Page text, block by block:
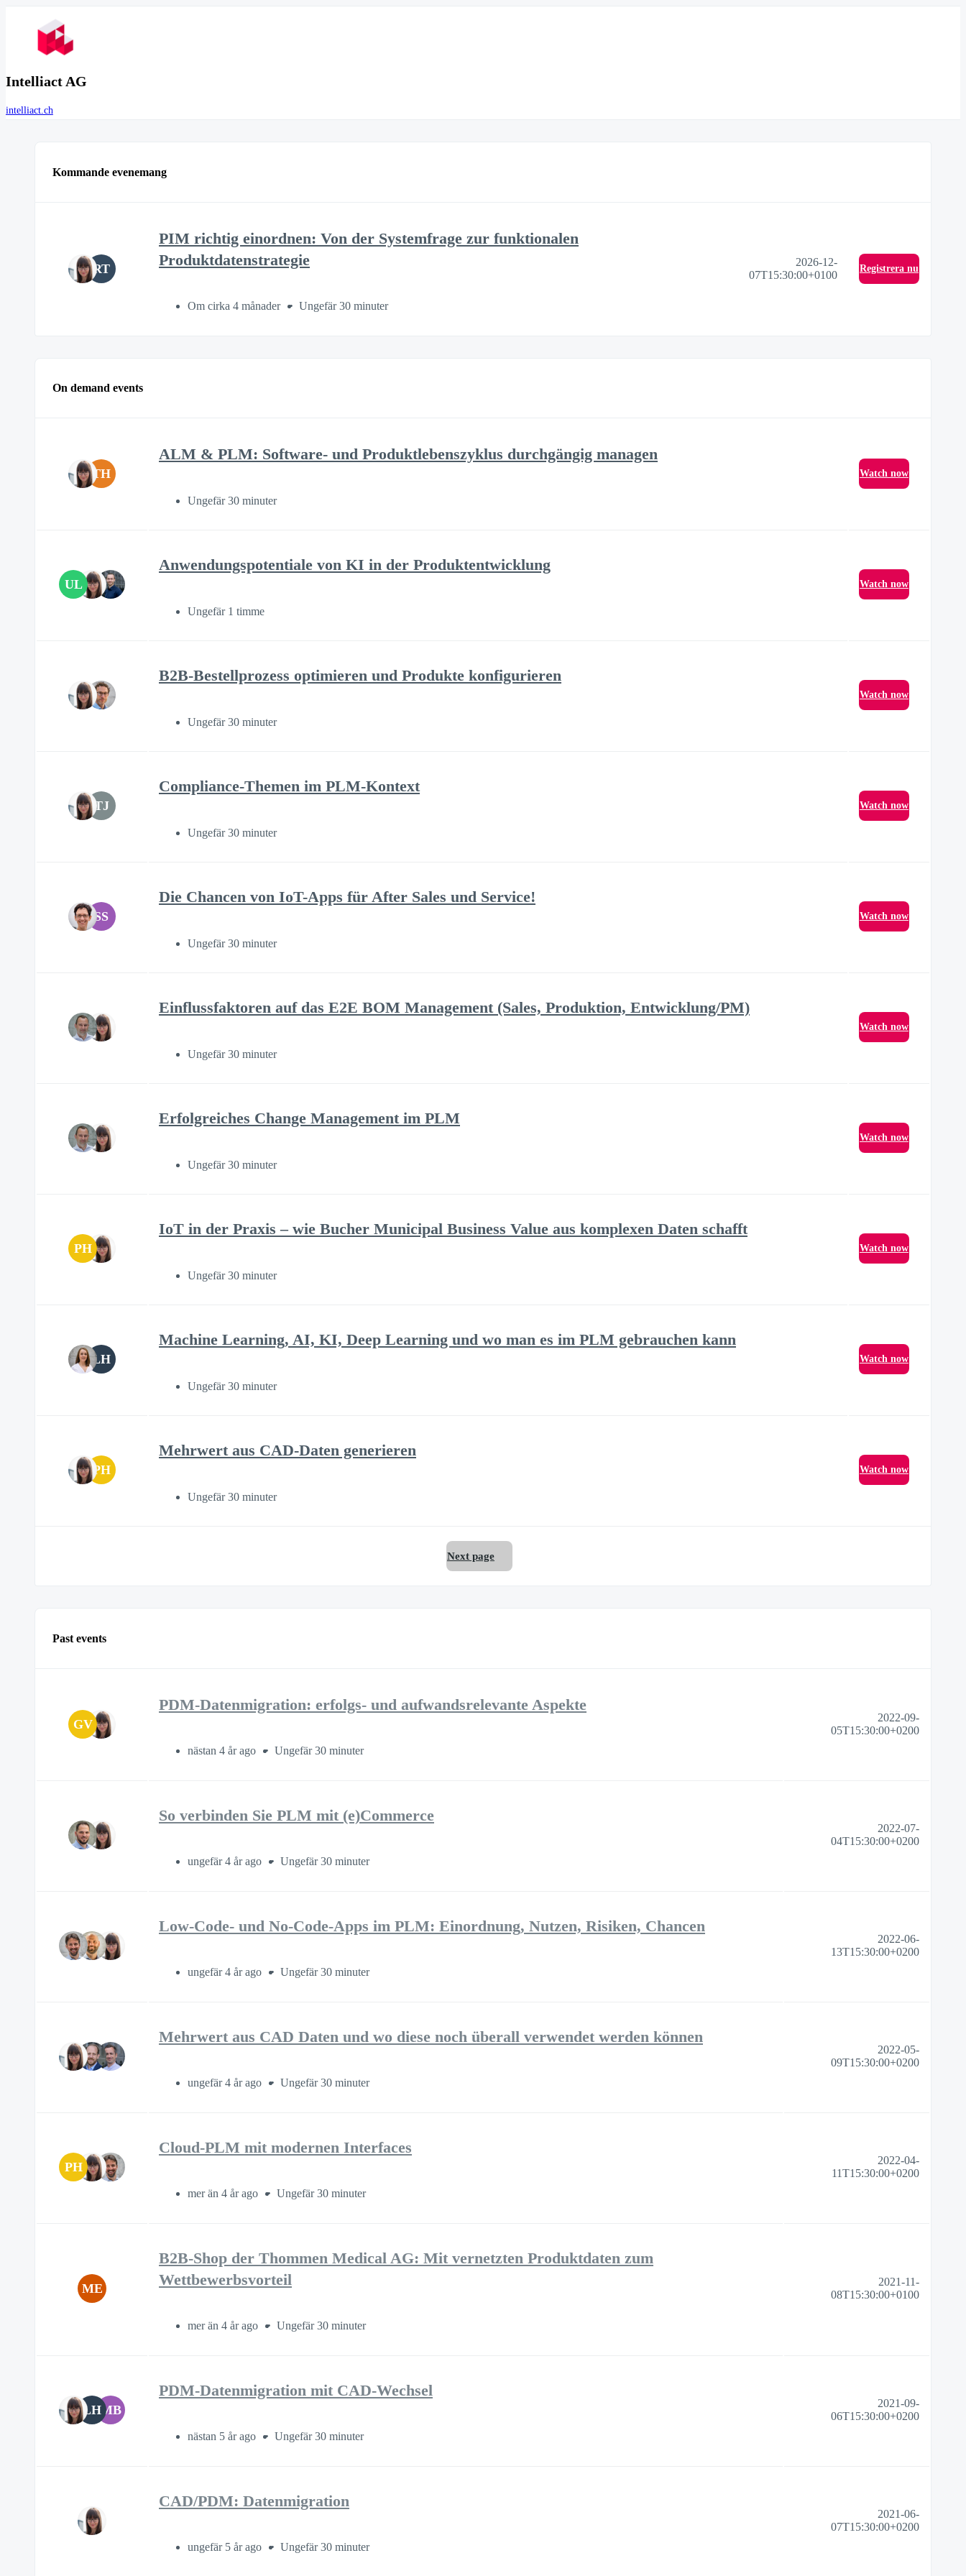
Intelliact AG
intelliact.ch
Kommande evenemang
RT
PIM richtig einordnen: Von der Systemfrage zur funktionalen
Produktdatenstrategie
Om cirka 4 månader Ungefär 30 minuter
2026-12-
07T15:30:00+0100
Registrera nu
On demand events
TH
ALM & PLM: Software- und Produktlebenszyklus durchgängig managen
Ungefär 30 minuter
Watch now
UL
Anwendungspotentiale von KI in der Produktentwicklung
Ungefär 1 timme
Watch now
B2B-Bestellprozess optimieren und Produkte konfigurieren
Ungefär 30 minuter
Watch now
TJ
Compliance-Themen im PLM-Kontext
Ungefär 30 minuter
Watch now
SS
Die Chancen von IoT-Apps für After Sales und Service!
Ungefär 30 minuter
Watch now
Einflussfaktoren auf das E2E BOM Management (Sales, Produktion, Entwicklung/PM)
Ungefär 30 minuter
Watch now
Erfolgreiches Change Management im PLM
Ungefär 30 minuter
Watch now
PH
IoT in der Praxis – wie Bucher Municipal Business Value aus komplexen Daten schafft
Ungefär 30 minuter
Watch now
LH
Machine Learning, AI, KI, Deep Learning und wo man es im PLM gebrauchen kann
Ungefär 30 minuter
Watch now
PH
Mehrwert aus CAD-Daten generieren
Ungefär 30 minuter
Watch now
Next page
Past events
GV
PDM-Datenmigration: erfolgs- und aufwandsrelevante Aspekte
nästan 4 år ago Ungefär 30 minuter
2022-09-
05T15:30:00+0200
So verbinden Sie PLM mit (e)Commerce
ungefär 4 år ago Ungefär 30 minuter
2022-07-
04T15:30:00+0200
Low-Code- und No-Code-Apps im PLM: Einordnung, Nutzen, Risiken, Chancen
ungefär 4 år ago Ungefär 30 minuter
2022-06-
13T15:30:00+0200
Mehrwert aus CAD Daten und wo diese noch überall verwendet werden können
ungefär 4 år ago Ungefär 30 minuter
2022-05-
09T15:30:00+0200
PH
Cloud-PLM mit modernen Interfaces
mer än 4 år ago Ungefär 30 minuter
2022-04-
11T15:30:00+0200
ME
B2B-Shop der Thommen Medical AG: Mit vernetzten Produktdaten zum
Wettbewerbsvorteil
mer än 4 år ago Ungefär 30 minuter
2021-11-
08T15:30:00+0100
LHMB
PDM-Datenmigration mit CAD-Wechsel
nästan 5 år ago Ungefär 30 minuter
2021-09-
06T15:30:00+0200
CAD/PDM: Datenmigration
ungefär 5 år ago Ungefär 30 minuter
2021-06-
07T15:30:00+0200